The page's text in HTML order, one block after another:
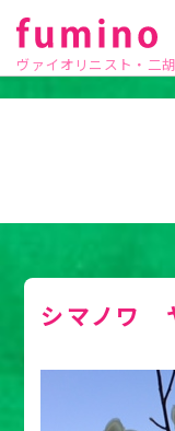
ヴァイオリニスト・二
シマノワ